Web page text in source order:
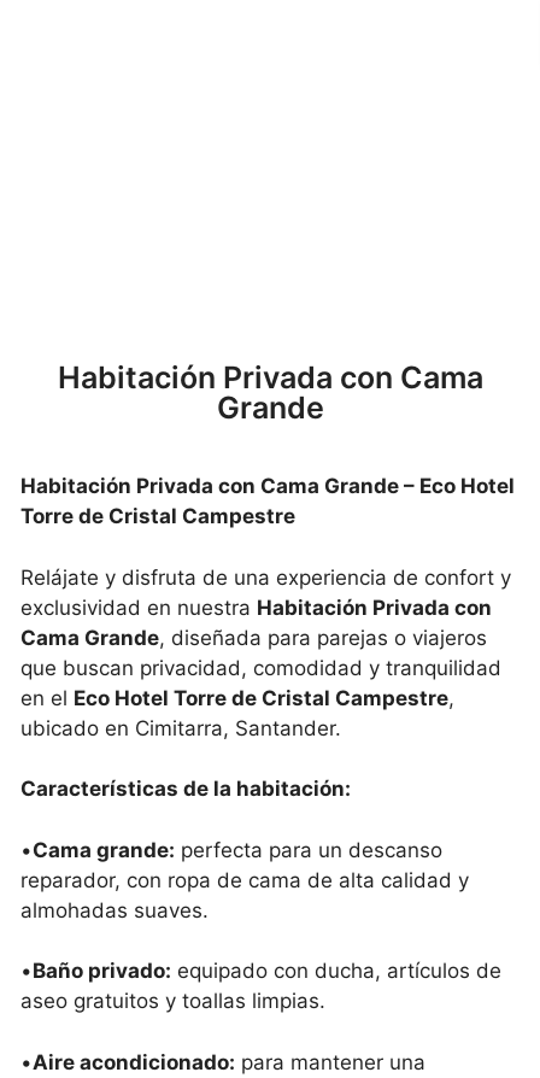
Habitación Privada con Cama
Grande
Habitación Privada con Cama Grande – Eco Hotel
Torre de Cristal Campestre
Relájate y disfruta de una experiencia de confort y
exclusividad en nuestra Habitación Privada con
Cama Grande, diseñada para parejas o viajeros
que buscan privacidad, comodidad y tranquilidad
en el Eco Hotel Torre de Cristal Campestre,
ubicado en Cimitarra, Santander.
Características de la habitación:
•Cama grande: perfecta para un descanso
reparador, con ropa de cama de alta calidad y
almohadas suaves.
•Baño privado: equipado con ducha, artículos de
aseo gratuitos y toallas limpias.
•Aire acondicionado: para mantener una